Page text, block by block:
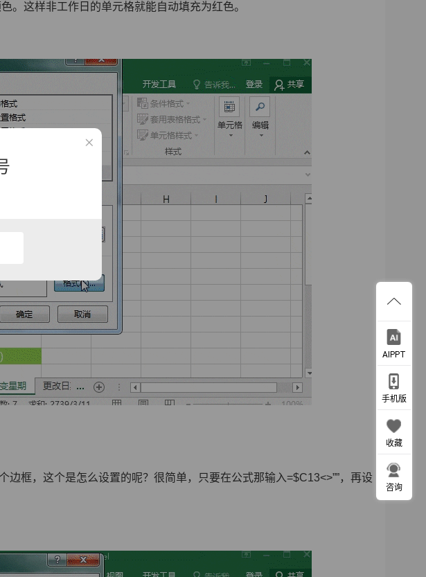
。这样非工作日的单元格就能自动填充为红色。
边框，这个是怎么设置的呢？很简单，只要在公式那输入=$C13<>””，再设
AIPPT
手机版
收藏
咨询